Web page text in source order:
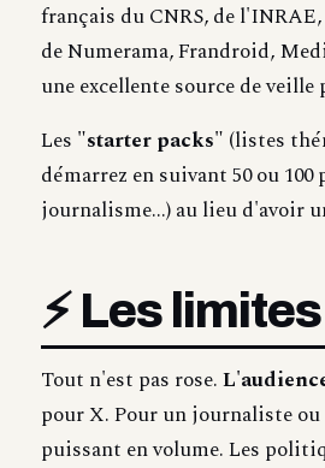
français du CNRS, de
de Numerama, Frandroid,
une excellente source de
Les "starter packs" (listes
démarrez en suivant 50 ou
journalisme...) au lieu d'avoir
⚡ Les
Tout n'est pas rose.
pour X. Pour un journaliste
puissant en volume. Les